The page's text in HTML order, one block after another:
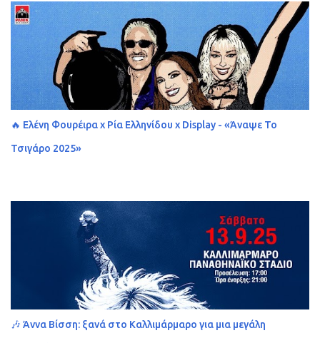
🔥 Ελένη Φουρέιρα x Ρία Ελληνίδου x Display - «Άναψε Το
Τσιγάρο 2025»
🎶 Άννα Βίσση: ξανά στο Καλλιμάρμαρο για μια μεγάλη